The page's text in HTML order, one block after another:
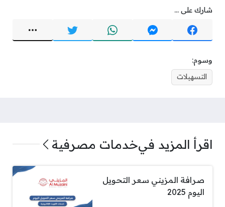
شارك على ...
وسوم:
التسهيلات
اقرأ المزيد فيخدمات مصرفية
صرافة المزيني سعر التحويل
اليوم 2025